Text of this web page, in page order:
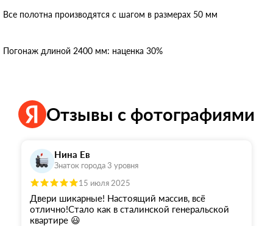
Все полотна производятся с шагом в размерах 50 мм
Погонаж длиной 2400 мм: наценка 30%
Отзывы с фотографиями
Нина Ев
Знаток города 3 уровня
15 июля 2025
Двери шикарные! Настоящий массив, всё
отлично!Стало как в сталинской генеральской
квартире 😃